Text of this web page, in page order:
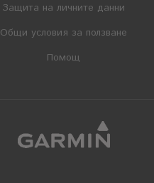
Защита на личните данни
Общи условия за ползване
Помощ